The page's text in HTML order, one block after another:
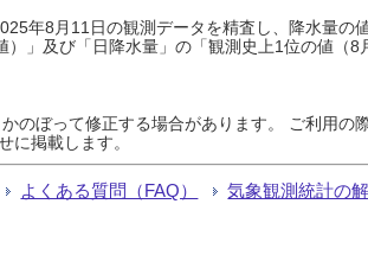
年8月11日の観測データを精査し、降水量の
）」及び「日降水量」の「観測史上1位の値（
のぼって修正する場合があります。 ご利用の
に掲載します。
よくある質問（FAQ） 気象観測統計の